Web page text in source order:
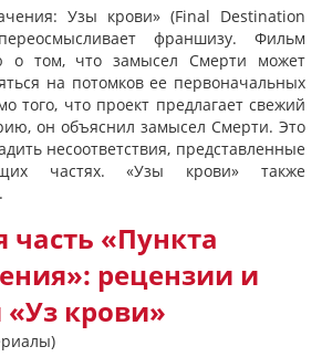
Узы крови» (Final Destination
франшизу. Фильм
о том, что замысел Смерти может
на потомков ее первоначальных
того, что проект предлагает свежий
он объяснил замысел Смерти. Это
несоответствия, представленные
частях. «Узы крови» также
«Пункта
рецензии и
крови»